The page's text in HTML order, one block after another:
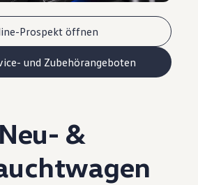
Prospekt öffnen
und Zubehörangeboten
Neu- &